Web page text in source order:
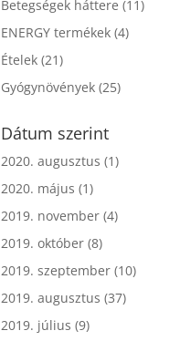
Betegségek háttere (11)
ENERGY termékek (4)
Ételek (21)
Gyógynövények (25)
Dátum szerint
2020. augusztus (1)
2020. május (1)
2019. november (4)
2019. október (8)
2019. szeptember (10)
2019. augusztus (37)
2019. július (9)